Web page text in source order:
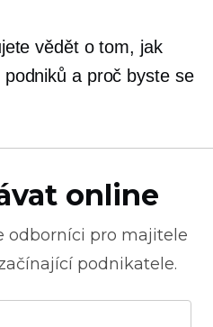
vědět o tom, jak
a proč byste se
online
odborníci pro majitele
podnikatele.